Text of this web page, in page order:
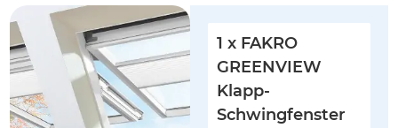
1 x FAKRO
GREENVIEW
Klapp-
Schwingfenster